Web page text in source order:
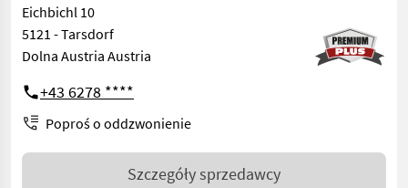
Eichbichl 10
5121 - Tarsdorf
Dolna Austria Austria
+43 6278 ****
Poproś o oddzwonienie
Szczegóły sprzedawcy